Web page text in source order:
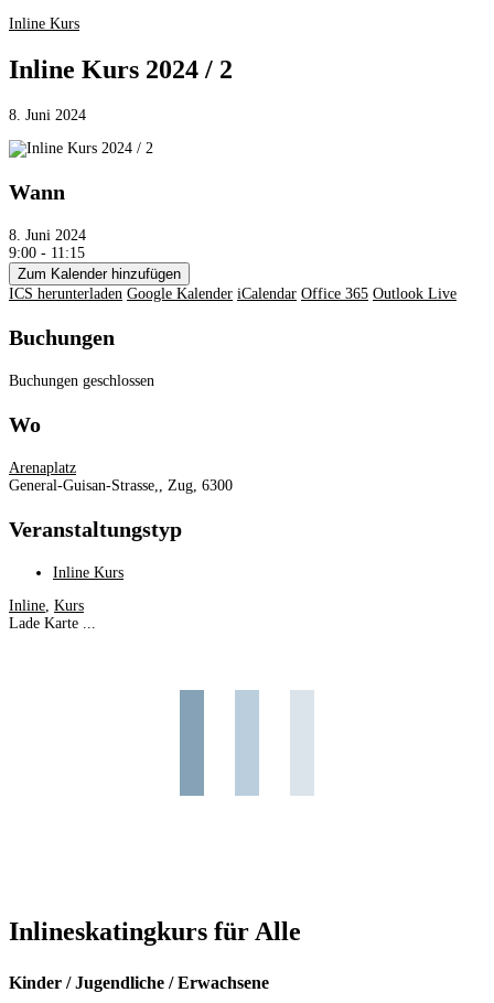
Inline Kurs
Inline Kurs 2024 / 2
8. Juni 2024
Wann
8. Juni 2024
9:00 - 11:15
Zum Kalender hinzufügen
ICS herunterladen Google Kalender iCalendar Office 365 Outlook Live
Buchungen
Buchungen geschlossen
Wo
Arenaplatz
General-Guisan-Strasse,, Zug, 6300
Veranstaltungstyp
Inline Kurs
Inline Kurs
Lade Karte ...
Inlineskatingkurs für Alle
Kinder / Jugendliche / Erwachsene